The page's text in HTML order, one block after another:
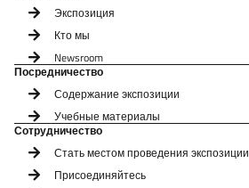
Экспозиция
Кто мы
Newsroom
Посредничество
Содержание экспозиции
Учебные материалы
Сотрудничество
Стать местом проведения экспозиции
Присоединяйтесь